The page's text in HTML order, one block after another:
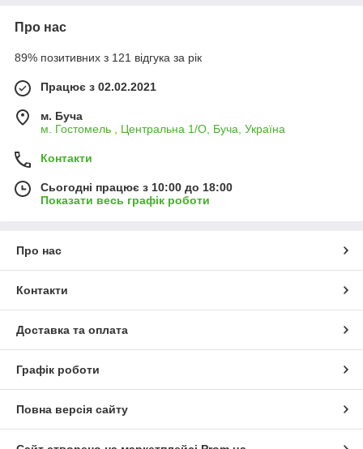
Про нас
89% позитивних з 121 відгука за рік
Працює з 02.02.2021
м. Буча
м. Гостомель , Центральна 1/О, Буча, Україна
Контакти
Сьогодні працює з 10:00 до 18:00
Показати весь графік роботи
Про нас
Контакти
Доставка та оплата
Графік роботи
Повна версія сайту